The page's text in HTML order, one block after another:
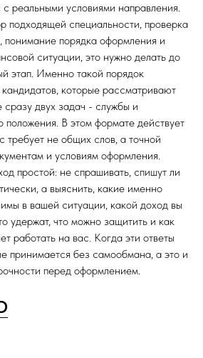
с реальными условиями направления.
подходящей специальности, проверка
понимание порядка оформления и
ситуации, это нужно делать до
этап. Именно такой порядок
которые рассматривают
сразу двух задач - службы и
положения. В этом формате действует
требует не общих слов, а точной
и условиям оформления.
простой: не спрашивать, спишут ли
а выяснить, какие именно
в вашей ситуации, какой доход вы
удержат, что можно защитить и как
работать на вас. Когда эти ответы
принимается без самообмана, а это и
перед оформлением.